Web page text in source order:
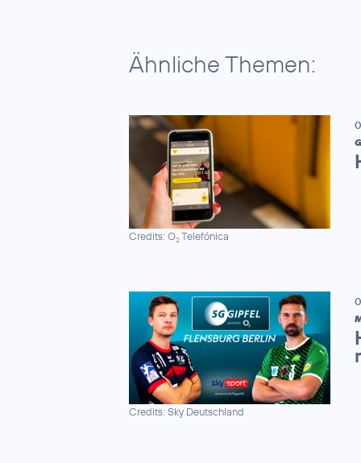
Ähnliche Themen:
Credits: O2Telefónica
Credits: Sky Deutschland